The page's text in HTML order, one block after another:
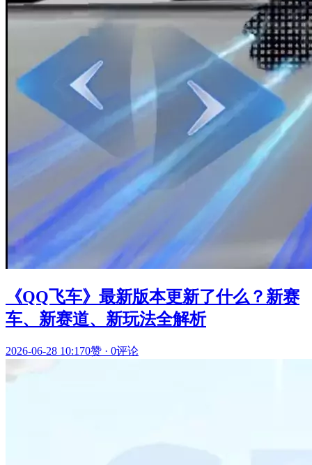
《QQ飞车》最新版本更新了什么？新赛
车、新赛道、新玩法全解析
2026-06-28 10:170赞 · 0评论